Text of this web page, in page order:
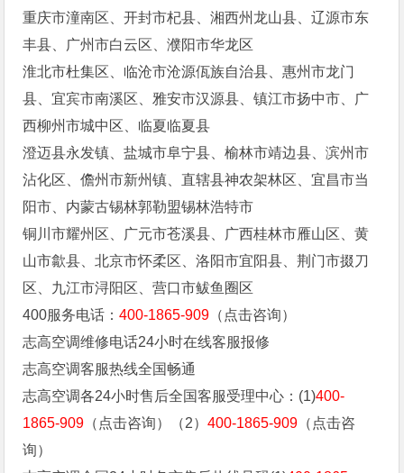
重庆市潼南区、开封市杞县、湘西州龙山县、辽源市东
丰县、广州市白云区、濮阳市华龙区
淮北市杜集区、临沧市沧源佤族自治县、惠州市龙门
县、宜宾市南溪区、雅安市汉源县、镇江市扬中市、广
西柳州市城中区、临夏临夏县
澄迈县永发镇、盐城市阜宁县、榆林市靖边县、滨州市
沾化区、儋州市新州镇、直辖县神农架林区、宜昌市当
阳市、内蒙古锡林郭勒盟锡林浩特市
铜川市耀州区、广元市苍溪县、广西桂林市雁山区、黄
山市歙县、北京市怀柔区、洛阳市宜阳县、荆门市掇刀
区、九江市浔阳区、营口市鲅鱼圈区
400服务电话：400-1865-909 （点击咨询）
志高空调维修电话24小时在线客服报修
志高空调客服热线全国畅通
志高空调各24小时售后全国客服受理中心：(1)400-
1865-909 （点击咨询）（2）400-1865-909 （点击咨
询）